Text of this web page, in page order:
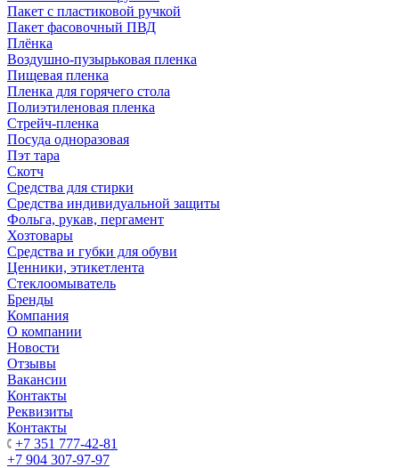
Пакет с пластиковой ручкой
Пакет фасовочный ПВД
Плёнка
Воздушно-пузырьковая пленка
Пищевая пленка
Пленка для горячего стола
Полиэтиленовая пленка
Стрейч-пленка
Посуда одноразовая
Пэт тара
Скотч
Средства для стирки
Средства индивидуальной защиты
Фольга, рукав, пергамент
Хозтовары
Средства и губки для обуви
Ценники, этикетлента
Стеклоомыватель
Бренды
Компания
О компании
Новости
Отзывы
Вакансии
Контакты
Реквизиты
Контакты
+7 351 777-42-81
+7 904 307-97-97